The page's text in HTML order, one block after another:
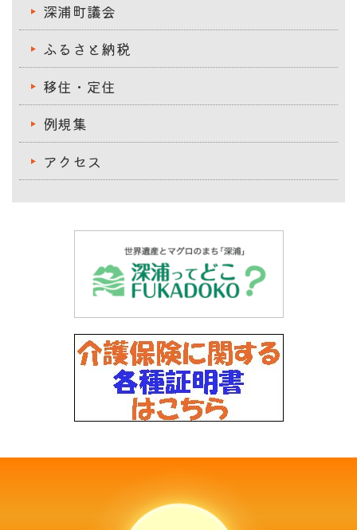
深浦町議会
ふるさと納税
移住・定住
例規集
アクセス